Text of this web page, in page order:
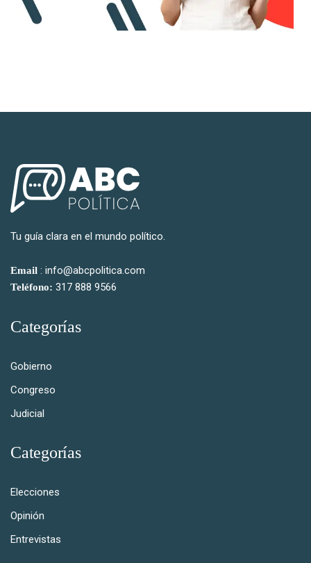
Tu guía clara en el mundo político.
Email : info@abcpolitica.com
Teléfono: 317 888 9566
Categorías
Gobierno
Congreso
Judicial
Categorías
Elecciones
Opinión
Entrevistas